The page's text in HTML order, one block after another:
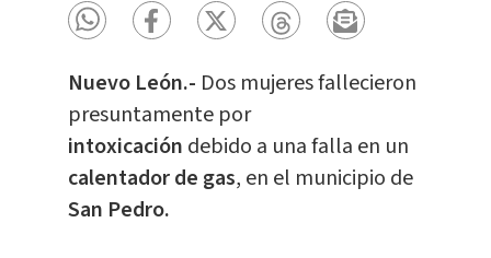
Nuevo León.- Dos mujeres fallecieron
presuntamente por
intoxicación debido a una falla en un
calentador de gas, en el municipio de
San Pedro.